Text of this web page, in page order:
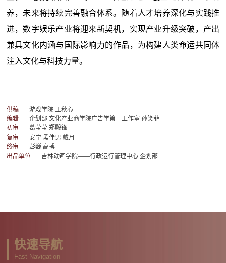
养，未来将持续完善融合体系。随着人才培养深化与实践推
进，数字娱乐产业将迎来新契机，实现产业升级突破，产出
兼具文化内涵与国际影响力的作品，为构建人类命运共同体
注入文化与科技力量。
供稿
游戏学院 王秋心
编辑
企划部 文化产业商学院广告学第一工作室 孙笑菲
初审
葛莹莹 郑殿锋
复审
安宁 孟佳男 戴月
终审
彭巍 高搏
出品单位
吉林动画学院——行政运行管理中心 企划部
快速导航
Fast Navigation